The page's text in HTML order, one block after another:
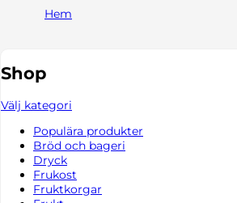
Hem
Shop
Välj kategori
Populära produkter
Bröd och bageri
Dryck
Frukost
Fruktkorgar